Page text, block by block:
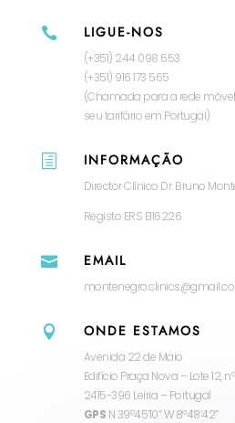
 LIGUE-NOS
(+351) 244 098 553
(+351) 916 173 565
(Chamada para a rede
seu tarifário em Portugal)
h INFORMAÇÃO
Director Clínico Dr. Bruno
Registo ERS E116226
 EMAIL
 ONDE ESTAMOS
Avenida 22 de Maio
Edifício Praça Nova – Lote 12,
2415-396 Leiria – Portugal
GPS N 39º45’10” W 8º48’42”